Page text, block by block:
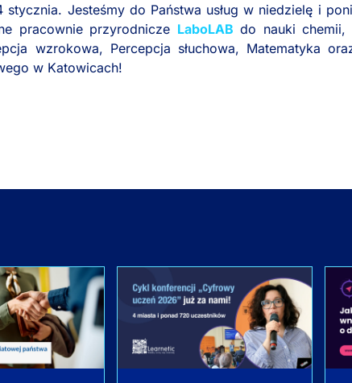
Jesteśmy do Państwa usług w niedzielę i
pracownie przyrodnicze LaboLAB do nauki
wzrokowa, Percepcja słuchowa, Matematyka
w Katowicach!